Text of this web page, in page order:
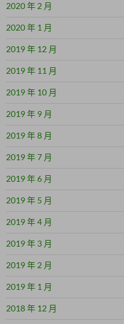
2020 年 2 月
2020 年 1 月
2019 年 12 月
2019 年 11 月
2019 年 10 月
2019 年 9 月
2019 年 8 月
2019 年 7 月
2019 年 6 月
2019 年 5 月
2019 年 4 月
2019 年 3 月
2019 年 2 月
2019 年 1 月
2018 年 12 月